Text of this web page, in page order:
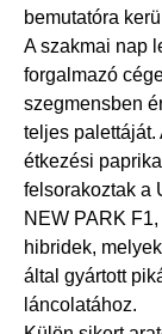
bemutatóra
A szakmai nap
forgalmazó
szegmensben
teljes palettáját.
étkezési
felsorakoztak a
NEW PARK
hibridek,
által gyártott
láncolatához.